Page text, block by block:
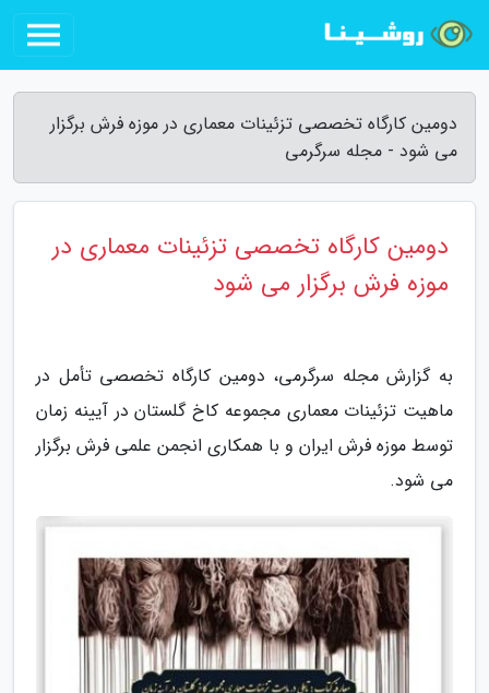
دومین کارگاه تخصصی تزئینات معماری در موزه فرش برگزار
می شود - مجله سرگرمی
دومین کارگاه تخصصی تزئینات معماری در
موزه فرش برگزار می شود
به گزارش مجله سرگرمی، دومین کارگاه تخصصی تأمل در
ماهیت تزئینات معماری مجموعه کاخ گلستان در آیینه زمان
توسط موزه فرش ایران و با همکاری انجمن علمی فرش برگزار
می شود.